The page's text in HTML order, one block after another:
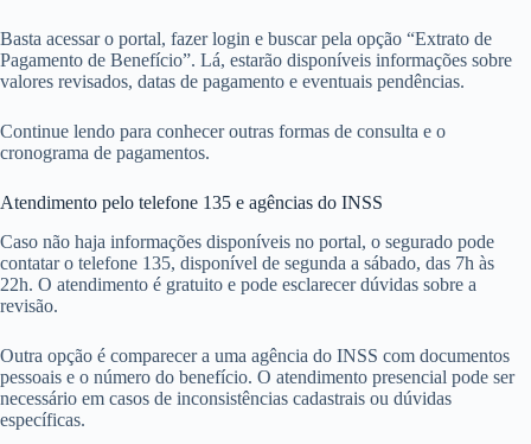
Basta acessar o portal, fazer login e buscar pela opção “Extrato de
Pagamento de Benefício”. Lá, estarão disponíveis informações sobre
valores revisados, datas de pagamento e eventuais pendências.
Continue lendo para conhecer outras formas de consulta e o
cronograma de pagamentos.
Atendimento pelo telefone 135 e agências do INSS
Caso não haja informações disponíveis no portal, o segurado pode
contatar o telefone 135, disponível de segunda a sábado, das 7h às
22h. O atendimento é gratuito e pode esclarecer dúvidas sobre a
revisão.
Outra opção é comparecer a uma agência do INSS com documentos
pessoais e o número do benefício. O atendimento presencial pode ser
necessário em casos de inconsistências cadastrais ou dúvidas
específicas.